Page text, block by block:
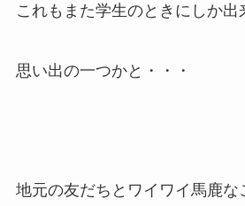
これもまた学生のときにしか出
思い出の一つかと・・・
地元の友だちとワイワイ馬鹿な